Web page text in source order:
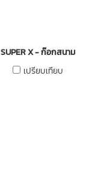
SUPER X - ก๊อกสนาม
เปรียบเทียบ